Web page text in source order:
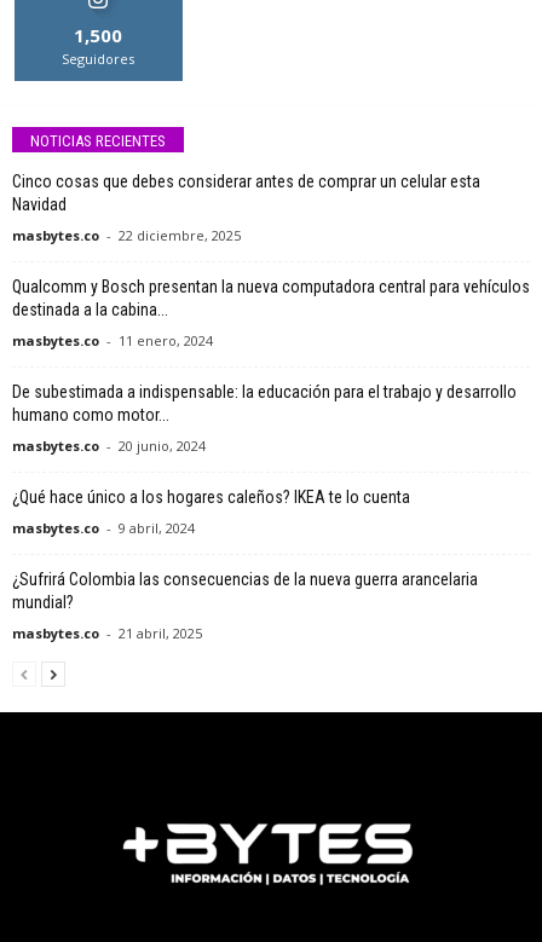
1,500
Seguidores
NOTICIAS RECIENTES
Cinco cosas que debes considerar antes de comprar un celular esta
Navidad
masbytes.co - 22 diciembre, 2025
Qualcomm y Bosch presentan la nueva computadora central para vehículos
destinada a la cabina...
masbytes.co - 11 enero, 2024
De subestimada a indispensable: la educación para el trabajo y desarrollo
humano como motor...
masbytes.co - 20 junio, 2024
¿Qué hace único a los hogares caleños? IKEA te lo cuenta
masbytes.co - 9 abril, 2024
¿Sufrirá Colombia las consecuencias de la nueva guerra arancelaria
mundial?
masbytes.co - 21 abril, 2025